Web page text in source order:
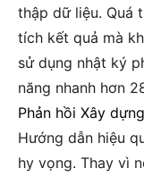
thập dữ liệu. Quá
tích kết quả mà
sử dụng nhật ký
năng nhanh hơn
Phản hồi Xây
Hướng dẫn hiệu
hy vọng. Thay vì